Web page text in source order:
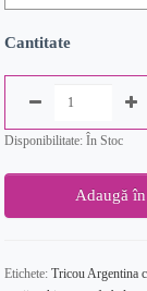
Cantitate
Disponibilitate: În Stoc
Adaugă
Etichete: Tricou Argentina